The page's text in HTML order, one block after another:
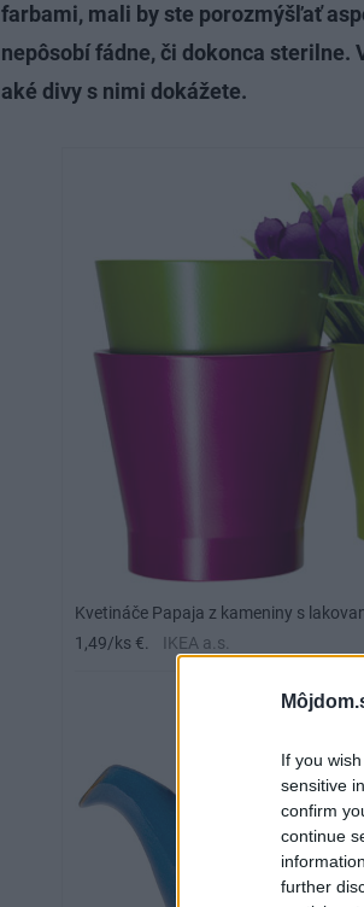
If you
sensitive
confirm
continue
further
farbami, mali by ste porozmýšľať
nepôsobí fádne, či dokonca sterilne.
aké divy s nimi dokážete.
Kvetináče Papaja z kameniny s
1,49/ks €.
IKEA a.s.